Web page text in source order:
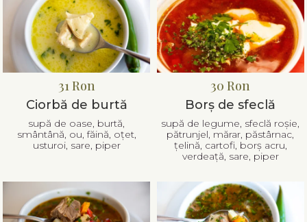
31 Ron
Ciorbă de burtă
supă de oase, burtă,
smântână, ou, făină, oțet,
usturoi, sare, piper
30 Ron
Borș de sfeclă
supă de legume, sfeclă roșie,
pătrunjel, mărar, păstârnac,
țelină, cartofi, borș acru,
verdeață, sare, piper